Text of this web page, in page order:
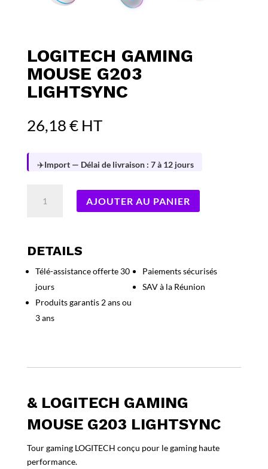
LOGITECH GAMING
MOUSE G203
LIGHTSYNC
26,18€ HT
✈️Import — Délai de livraison : 7 à 12 jours
Mouse
LIGHTSYNC
AJOUTER AU PANIER
DETAILS
Télé-assistance offerte 30
jours
Produits garantis 2 ans ou
3 ans
Paiements sécurisés
SAV à la Réunion
& LOGITECH GAMING
MOUSE G203 LIGHTSYNC
Tour gaming LOGITECH conçu pour le gaming haute
performance.